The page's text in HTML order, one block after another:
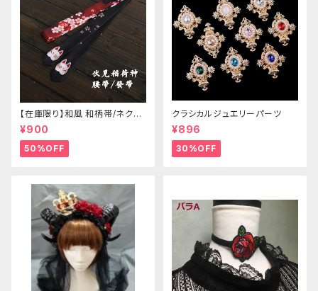
【在庫限り】和風 和柄帯/ネクタ
イ/リボン（狐面/金魚
¥900
50%OFF
クラシカルジュエリーパーツ
¥896
30%OFF